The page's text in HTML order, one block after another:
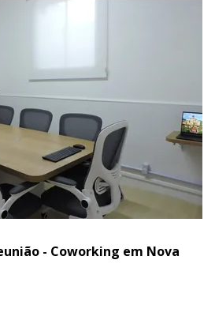
- Coworking em Nova